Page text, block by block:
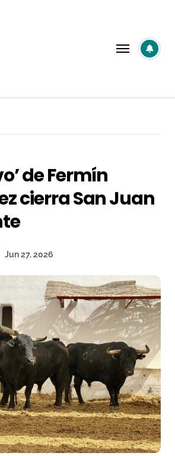
de Fermín
cierra San Juan
Jun 27, 2026